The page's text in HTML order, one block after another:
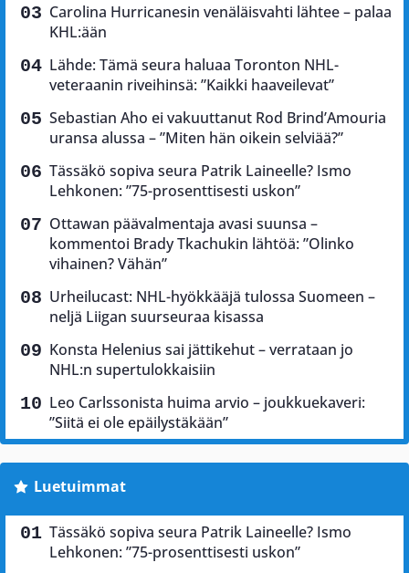
Carolina Hurricanesin venäläisvahti lähtee – palaa
KHL:ään
Lähde: Tämä seura haluaa Toronton NHL-
veteraanin riveihinsä: ”Kaikki haaveilevat”
Sebastian Aho ei vakuuttanut Rod Brind’Amouria
uransa alussa – ”Miten hän oikein selviää?”
Tässäkö sopiva seura Patrik Laineelle? Ismo
Lehkonen: ”75-prosenttisesti uskon”
Ottawan päävalmentaja avasi suunsa –
kommentoi Brady Tkachukin lähtöä: ”Olinko
vihainen? Vähän”
Urheilucast: NHL-hyökkääjä tulossa Suomeen –
neljä Liigan suurseuraa kisassa
Konsta Helenius sai jättikehut – verrataan jo
NHL:n supertulokkaisiin
Leo Carlssonista huima arvio – joukkuekaveri:
”Siitä ei ole epäilystäkään”
Luetuimmat
Tässäkö sopiva seura Patrik Laineelle? Ismo
Lehkonen: ”75-prosenttisesti uskon”